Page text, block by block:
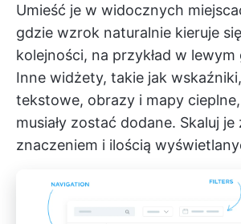
Umieść je w widocznych
gdzie wzrok naturalnie kieruje
kolejności, na przykład w
Inne widżety, takie jak
tekstowe, obrazy i mapy
musiały zostać dodane. Skaluj
znaczeniem i ilością